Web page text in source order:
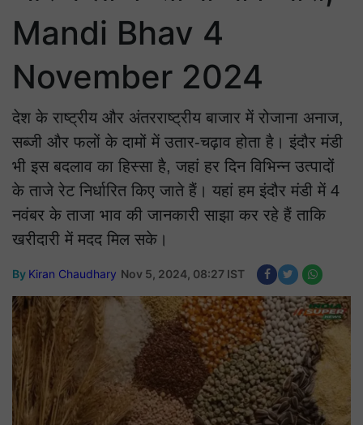
Mandi Bhav 4
November 2024
देश के राष्ट्रीय और अंतरराष्ट्रीय बाजार में रोजाना अनाज,
सब्जी और फलों के दामों में उतार-चढ़ाव होता है। इंदौर मंडी
भी इस बदलाव का हिस्सा है, जहां हर दिन विभिन्न उत्पादों
के ताजे रेट निर्धारित किए जाते हैं। यहां हम इंदौर मंडी में 4
नवंबर के ताजा भाव की जानकारी साझा कर रहे हैं ताकि
खरीदारी में मदद मिल सके।
By Kiran Chaudhary Nov 5, 2024, 08:27 IST